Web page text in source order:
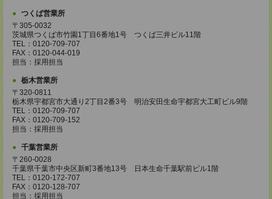
つくば営業所
〒305-0032
茨城県つくば市竹園1丁目6番地1号 つくば三井ビル11階
TEL：0120-709-707
FAX：0120-044-019
担当：採用担当
栃木営業所
〒320-0811
栃木県宇都宮市大通り2丁目2番3号 明治安田生命宇都宮大工町ビル9階
TEL：0120-709-707
FAX：0120-709-152
担当：採用担当
千葉営業所
〒260-0028
千葉県千葉市中央区新町3番地13号 日本生命千葉駅前ビル1階
TEL：0120-172-707
FAX：0120-128-707
担当：採用担当